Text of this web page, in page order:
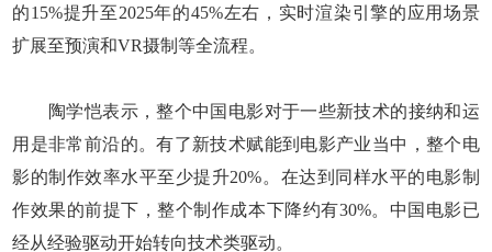
的15%提升至2025年的45%左右，实时渲染引擎的应用场景
扩展至预演和VR摄制等全流程。
陶学恺表示，整个中国电影对于一些新技术的接纳和运
用是非常前沿的。有了新技术赋能到电影产业当中，整个电
影的制作效率水平至少提升20%。在达到同样水平的电影制
作效果的前提下，整个制作成本下降约有30%。中国电影已
经从经验驱动开始转向技术类驱动。